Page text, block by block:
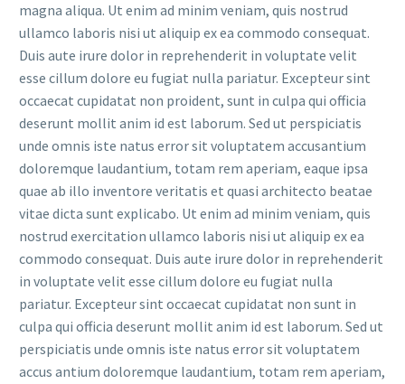
magna aliqua. Ut enim ad minim veniam, quis nostrud
ullamco laboris nisi ut aliquip ex ea commodo consequat.
Duis aute irure dolor in reprehenderit in voluptate velit
esse cillum dolore eu fugiat nulla pariatur. Excepteur sint
occaecat cupidatat non proident, sunt in culpa qui officia
deserunt mollit anim id est laborum. Sed ut perspiciatis
unde omnis iste natus error sit voluptatem accusantium
doloremque laudantium, totam rem aperiam, eaque ipsa
quae ab illo inventore veritatis et quasi architecto beatae
vitae dicta sunt explicabo. Ut enim ad minim veniam, quis
nostrud exercitation ullamco laboris nisi ut aliquip ex ea
commodo consequat. Duis aute irure dolor in reprehenderit
in voluptate velit esse cillum dolore eu fugiat nulla
pariatur. Excepteur sint occaecat cupidatat non sunt in
culpa qui officia deserunt mollit anim id est laborum. Sed ut
perspiciatis unde omnis iste natus error sit voluptatem
accus antium doloremque laudantium, totam rem aperiam,